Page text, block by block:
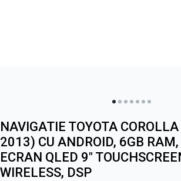
NAVIGATIE TOYOTA
2013) CU ANDROID, 6GB
ECRAN QLED 9"
WIRELESS, DSP